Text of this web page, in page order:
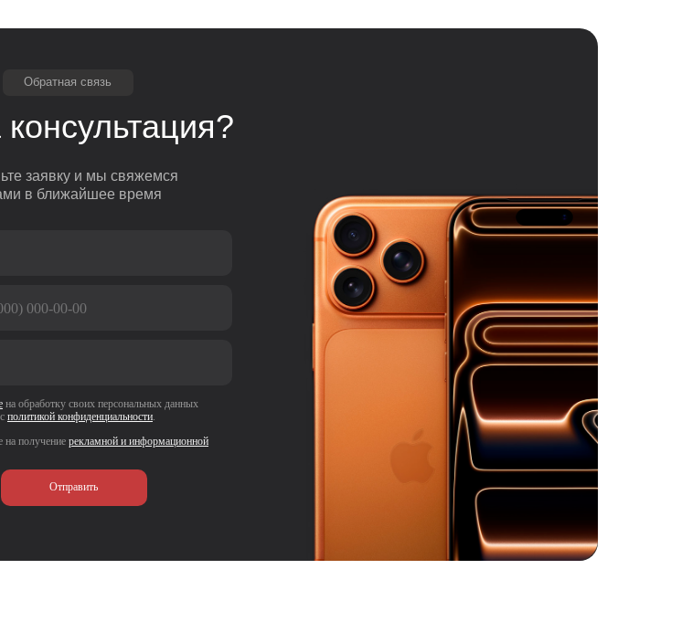
на обработку своих персональных данных
политикой конфиденциальности
на получение рекламной и информационной
Отправить
Обратная связь
заявку и мы свяжемся
в ближайшее время